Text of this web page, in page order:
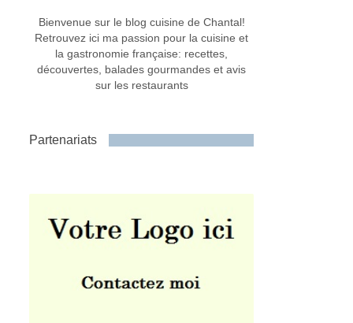
Bienvenue sur le blog cuisine de Chantal!
Retrouvez ici ma passion pour la cuisine et
la gastronomie française: recettes,
découvertes, balades gourmandes et avis
sur les restaurants
Partenariats